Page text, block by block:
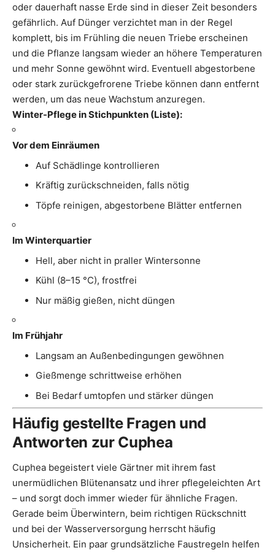
oder dauerhaft nasse Erde sind in dieser Zeit besonders
gefährlich. Auf Dünger verzichtet man in der Regel
komplett, bis im Frühling die neuen Triebe erscheinen
und die Pflanze langsam wieder an höhere Temperaturen
und mehr Sonne gewöhnt wird. Eventuell abgestorbene
oder stark zurückgefrorene Triebe können dann entfernt
werden, um das neue Wachstum anzuregen.
Winter-Pflege in Stichpunkten (Liste):
Vor dem Einräumen
Auf Schädlinge kontrollieren
Kräftig zurückschneiden, falls nötig
Töpfe reinigen, abgestorbene Blätter entfernen
Im Winterquartier
Hell, aber nicht in praller Wintersonne
Kühl (8–15 °C), frostfrei
Nur mäßig gießen, nicht düngen
Im Frühjahr
Langsam an Außenbedingungen gewöhnen
Gießmenge schrittweise erhöhen
Bei Bedarf umtopfen und stärker düngen
Häufig gestellte Fragen und
Antworten zur Cuphea
Cuphea begeistert viele Gärtner mit ihrem fast
unermüdlichen Blütenansatz und ihrer pflegeleichten Art
– und sorgt doch immer wieder für ähnliche Fragen.
Gerade beim Überwintern, beim richtigen Rückschnitt
und bei der Wasserversorgung herrscht häufig
Unsicherheit. Ein paar grundsätzliche Faustregeln helfen